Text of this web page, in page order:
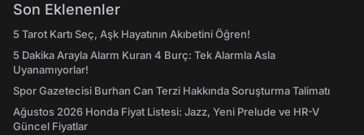
Son Eklenenler
5 Tarot Kartı Seç, Aşk Hayatının Akıbetini Öğren!
5 Dakika Arayla Alarm Kuran 4 Burç: Tek Alarmla Asla
Uyanamıyorlar!
Spor Gazetecisi Burhan Can Terzi Hakkında Soruşturma Talimatı
Ağustos 2026 Honda Fiyat Listesi: Jazz, Yeni Prelude ve HR-V
Güncel Fiyatlar